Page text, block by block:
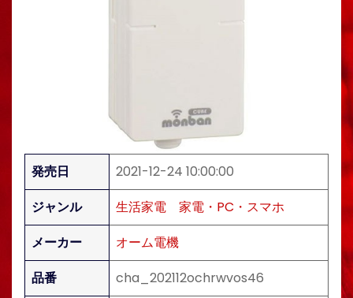
発売日
2021-12-24 10:00:00
ジャンル
生活家電
家電・PC・スマホ
メーカー
オーム電機
品番
cha_202112ochrwvos46